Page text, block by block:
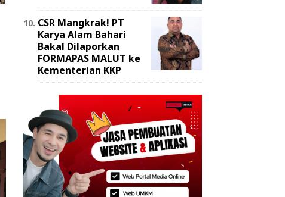
‎CSR Mangkrak! PT
Karya Alam Bahari
Bakal Dilaporkan
FORMAPAS MALUT ke
Kementerian KKP